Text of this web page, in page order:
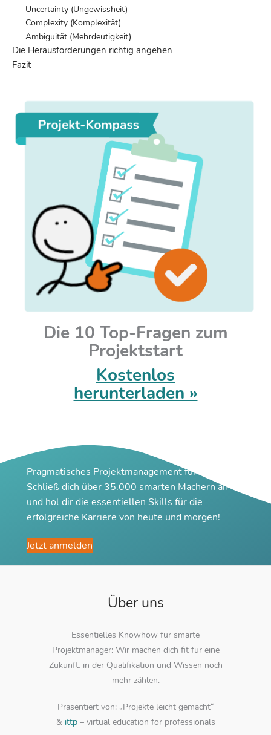
Uncertainty (Ungewissheit)
Complexity (Komplexität)
Ambiguität (Mehrdeutigkeit)
Die Herausforderungen richtig angehen
Fazit
Die 10 Top-Fragen zum
Projektstart
Kostenlos
herunterladen »
Pragmatisches Projektmanagement für Macher
Schließ dich über 35.000 smarten Machern an
und hol dir die essentiellen Skills für die
erfolgreiche Karriere von heute und morgen!
Jetzt anmelden
Über uns
Essentielles Knowhow für smarte
Projektmanager: Wir machen dich fit für eine
Zukunft, in der Qualifikation und Wissen noch
mehr zählen.
Präsentiert von: „Projekte leicht gemacht“
& ittp– virtual education for professionals